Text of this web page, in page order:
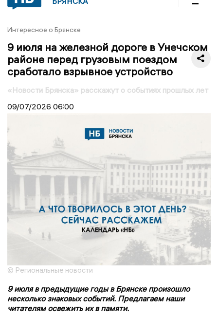
Интересное о Брянске
9 июля на железной дороге в Унечском
районе перед грузовым поездом
сработало взрывное устройство
«Новости Брянска» расскажут о событиях прошлых лет
09/07/2026 06:00
© Региональные новости
9 июля в предыдущие годы в Брянске произошло
несколько знаковых событий. Предлагаем наши
читателям освежить их в памяти.